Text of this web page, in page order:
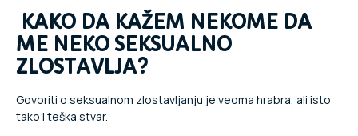
KAKO DA KAŽEM NEKOME DA
ME NEKO SEKSUALNO
ZLOSTAVLJA?
Govoriti o seksualnom zlostavljanju je veoma hrabra, ali isto
tako i teška stvar.